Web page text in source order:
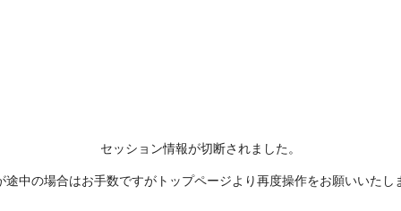
セッション情報が切断されました。
途中の場合はお手数ですがトップページより再度操作をお願いいたし